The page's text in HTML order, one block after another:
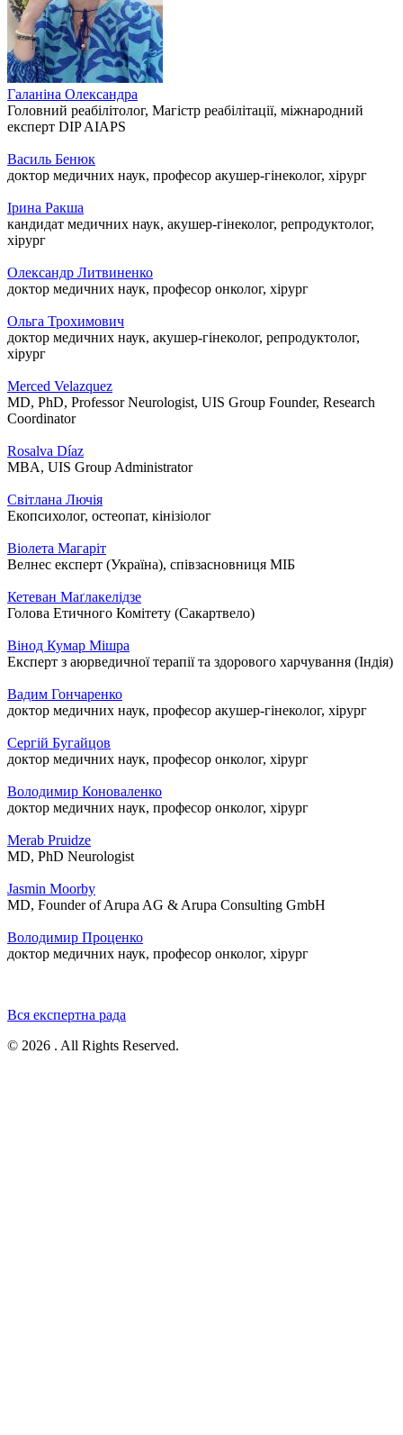
Галаніна Олександра
Головний реабілітолог, Магістр реабілітації, міжнародний
експерт DIP AIAPS
Василь Бенюк
доктор медичних наук, професор акушер-гінеколог, хірург
Ірина Ракша
кандидат медичних наук, акушер-гінеколог, репродуктолог,
хірург
Олександр Литвиненко
доктор медичних наук, професор онколог, хірург
Ольга Трохимович
доктор медичних наук, акушер-гінеколог, репродуктолог,
хірург
Merced Velazquez
MD, PhD, Professor Neurologist, UIS Group Founder, Research
Coordinator
Rosalva Díaz
MBA, UIS Group Administrator
Світлана Лючія
Екопсихолог, остеопат, кінізіолог
Віолета Магаріт
Велнес експерт (Україна), співзасновниця МІБ
Кетеван Маґлакелідзе
Голова Етичного Комітету (Сакартвело)
Вінод Кумар Мішра
Експерт з аюрведичної терапії та здорового харчування (Індія)
Вадим Гончаренко
доктор медичних наук, професор акушер-гінеколог, хірург
Сергій Бугайцов
доктор медичних наук, професор онколог, хірург
Володимир Коноваленко
доктор медичних наук, професор онколог, хірург
Merab Pruidze
MD, PhD Neurologist
Jasmin Moorby
MD, Founder of Arupa AG & Arupa Consulting GmbH
Володимир Проценко
доктор медичних наук, професор онколог, хірург
Вся експертна рада
© 2026 . All Rights Reserved.